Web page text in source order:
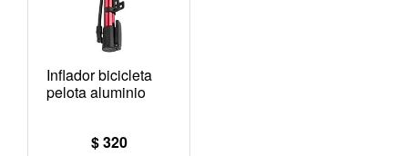
Inflador bicicleta
pelota aluminio
$ 320